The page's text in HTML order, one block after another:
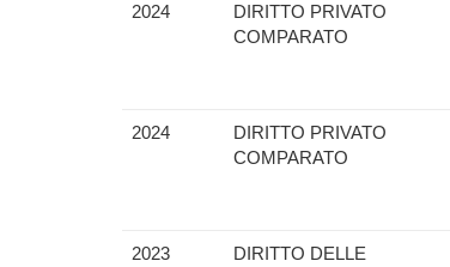
2024
DIRITTO PRIVATO
COMPARATO
2024
DIRITTO PRIVATO
COMPARATO
2023
DIRITTO DELLE